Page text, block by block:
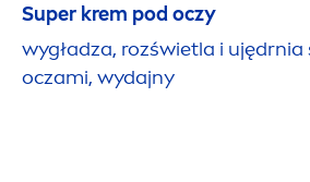
Super krem pod oczy
wygładza, rozświetla i ujędrnia
oczami, wydajny